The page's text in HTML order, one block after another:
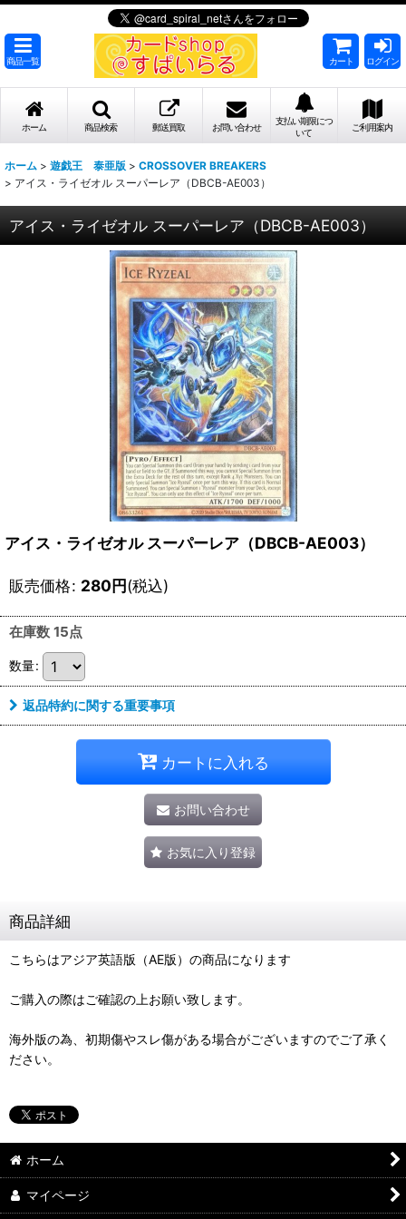
商品一覧 カート ログイン
ホーム 商品検索 郵送買取 お問い合わせ
支払い期限につ
いて
ご利用案内
ホーム > 遊戯王 泰亜版 > CROSSOVER BREAKERS
> アイス・ライゼオル スーパーレア（DBCB-AE003）
アイス・ライゼオル スーパーレア（DBCB-AE003）
アイス・ライゼオル スーパーレア（DBCB-AE003）
販売価格: 280円(税込)
在庫数 15点
数量:
返品特約に関する重要事項
カートに入れる
お問い合わせ
お気に入り登録
商品詳細
こちらはアジア英語版（AE版）の商品になります
ご購入の際はご確認の上お願い致します。
海外版の為、初期傷やスレ傷がある場合がございますのでご了承く
ださい。
ホーム
マイページ